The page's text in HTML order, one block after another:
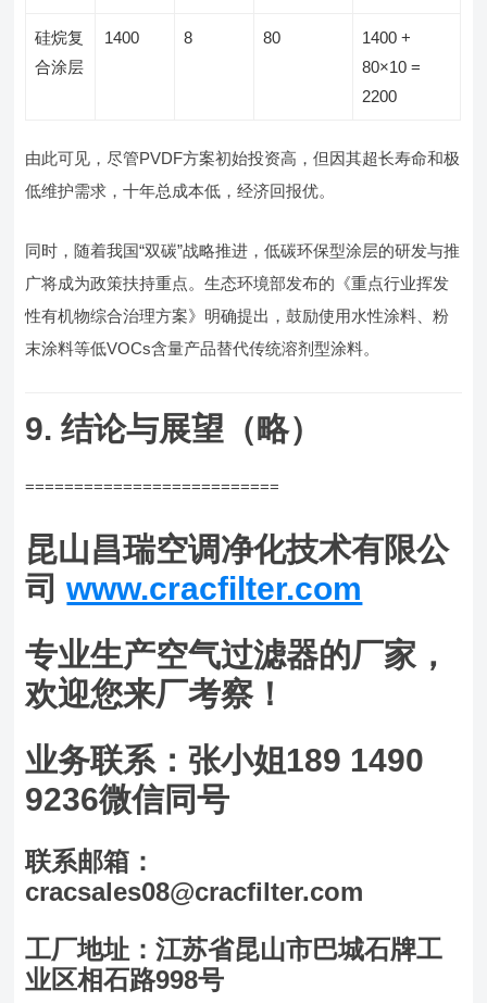
硅烷复
合涂层
1400 8 80
1400 +
80×10 =
2200
由此可见，尽管PVDF方案初始投资高，但因其超长寿命和极
低维护需求，十年总成本低，经济回报优。
同时，随着我国“双碳”战略推进，低碳环保型涂层的研发与推
广将成为政策扶持重点。生态环境部发布的《重点行业挥发
性有机物综合治理方案》明确提出，鼓励使用水性涂料、粉
末涂料等低VOCs含量产品替代传统溶剂型涂料。
9. 结论与展望（略）
==========================
昆山昌瑞空调净化技术有限公
司www.cracfilter.com
专业生产空气过滤器的厂家，
欢迎您来厂考察！
业务联系：张小姐189 1490
9236微信同号
联系邮箱：
cracsales08@cracfilter.com
工厂地址：江苏省昆山市巴城石牌工
业区相石路998号